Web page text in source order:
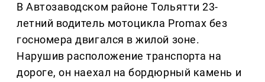
В Автозаводском районе Тольятти 23-
летний водитель мотоцикла Promax без
госномера двигался в жилой зоне.
Нарушив расположение транспорта на
дороге, он наехал на бордюрный камень и